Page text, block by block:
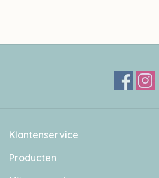
Klantenservice
Producten